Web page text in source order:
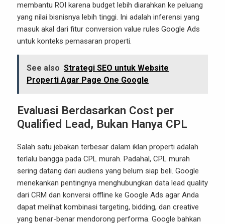
membantu ROI karena budget lebih diarahkan ke peluang
yang nilai bisnisnya lebih tinggi. Ini adalah inferensi yang
masuk akal dari fitur conversion value rules Google Ads
untuk konteks pemasaran properti.
See also Strategi SEO untuk Website
Properti Agar Page One Google
Evaluasi Berdasarkan Cost per
Qualified Lead, Bukan Hanya CPL
Salah satu jebakan terbesar dalam iklan properti adalah
terlalu bangga pada CPL murah. Padahal, CPL murah
sering datang dari audiens yang belum siap beli. Google
menekankan pentingnya menghubungkan data lead quality
dari CRM dan konversi offline ke Google Ads agar Anda
dapat melihat kombinasi targeting, bidding, dan creative
yang benar-benar mendorong performa. Google bahkan